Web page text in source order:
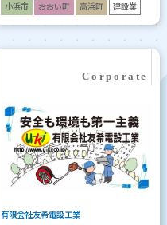
小浜市 おおい町 高浜町 建設業
有限会社友希電設工業